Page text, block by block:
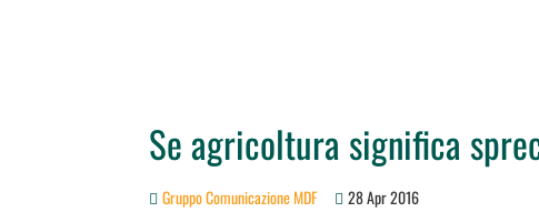
Se agricoltura significa
Gruppo Comunicazione MDF 28 Apr 2016